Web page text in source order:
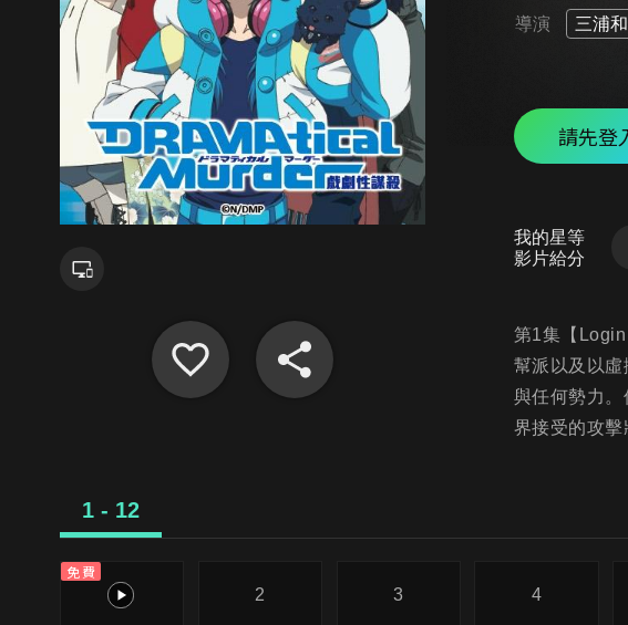
導演 三浦
請先登
我的星等
影片給分
第1集【
幫派以及以
與任何勢力
界接受的攻
1 - 12
免費
1
2 3 4